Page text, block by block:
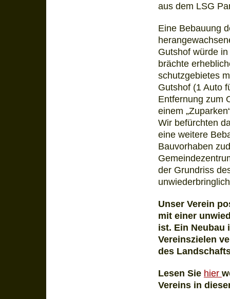
aus dem LSG
Eine Bebauung
Gutshof würde
brächte
schutzgebietes
Gutshof (1 Auto
Entfernung zum
einem
Wir befürchten
eine weitere
Bauvorhaben
der Grundriss
Unser Verein
mit einer
ist. Ein Neubau
Vereins­zielen
des
Lesen Sie hier
Vereins in